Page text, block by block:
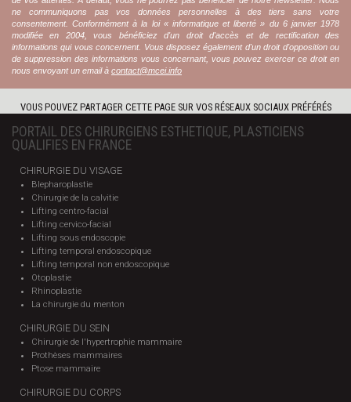
ne communiquons pas vos données personnelles à des tiers sans votre
consentement. Conformément à la loi « informatique et liberté » du 6 janvier 1978
modifiée en 2004, vous bénéficiez d'un droit d'accès et de rectification des
informations qui vous concernent. Vous disposez également d'un droit d'opposition ou
de suppression des informations vous concernant, vous pouvez exercer ce droit en
nous envoyant un email à contact@mcei.info
VOUS POUVEZ PARTAGER CETTE PAGE SUR VOS RÉSEAUX SOCIAUX PRÉFÉRÉS
PORTAIL DES CHIRURGIENS ESTHETIQUE, PLASTICIENS
QUALIFIES EN FRANCE
CHIRURGIE DU VISAGE
Blepharoplastie
Chirurgie de la calvitie
Lifting centro-facial
Lifting cervico-facial
Lifting sous endoscopie
Lifting temporal endoscopique
Lifting temporal non endoscopique
Otoplastie
Rhinoplastie
La chirurgie du menton
CHIRURGIE DU SEIN
Chirurgie de l'hypertrophie mammaire
Prothèses mammaires
Ptose mammaire
CHIRURGIE DU CORPS